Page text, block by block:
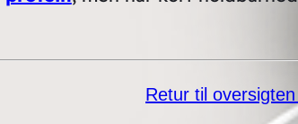
Retur til